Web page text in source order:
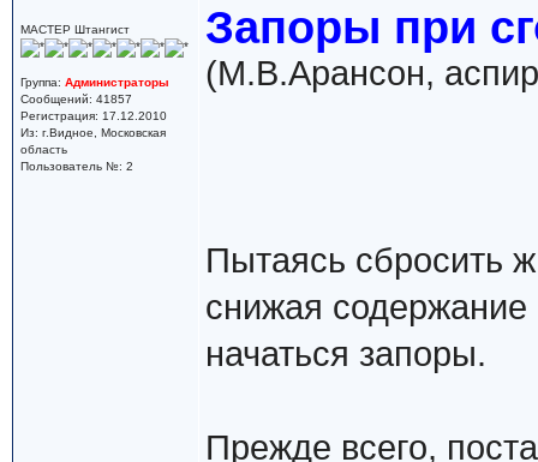
МАСТЕР Штангист
Группа: Администраторы
Сообщений: 41857
Регистрация: 17.12.2010
Из: г.Видное, Московская
область
Пользователь №: 2
Запоры при
(М.В.Арансон,
Пытаясь сбросить
снижая содержание
начаться запоры.
Прежде всего,